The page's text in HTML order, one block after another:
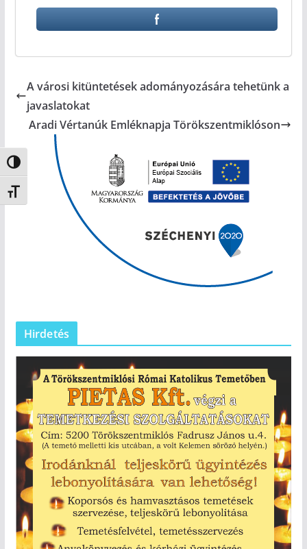
Nagy kontraszt váltása
Betűméret váltása
A városi kitüntetések adományozására tehetünk a
javaslatokat
Aradi Vértanúk Emléknapja Törökszentmiklóson
Hirdetés